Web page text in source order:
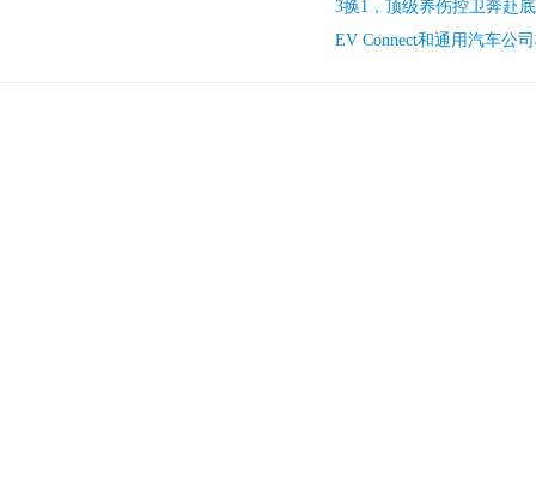
3换1，顶级养伤控卫奔赴
EV Connect和通用汽车公